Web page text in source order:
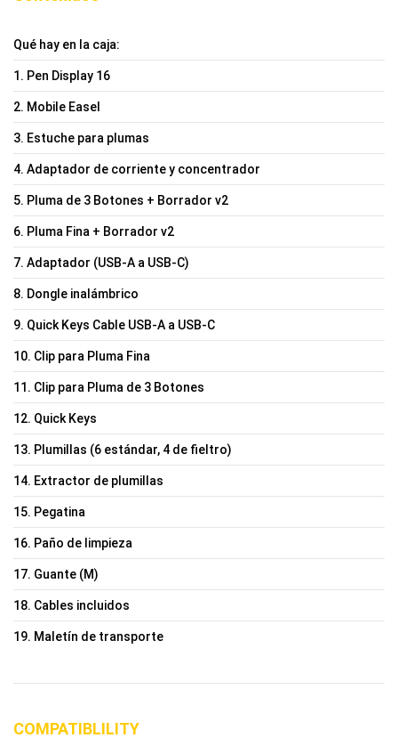
Qué hay en la caja:
1. Pen Display 16
2. Mobile Easel
3. Estuche para plumas
4. Adaptador de corriente y concentrador
5. Pluma de 3 Botones + Borrador v2
6. Pluma Fina + Borrador v2
7. Adaptador (USB-A a USB-C)
8. Dongle inalámbrico
9. Quick Keys Cable USB-A a USB-C
10. Clip para Pluma Fina
11. Clip para Pluma de 3 Botones
12. Quick Keys
13. Plumillas (6 estándar, 4 de fieltro)
14. Extractor de plumillas
15. Pegatina
16. Paño de limpieza
17. Guante (M)
18. Cables incluidos
19. Maletín de transporte
COMPATIBLILITY